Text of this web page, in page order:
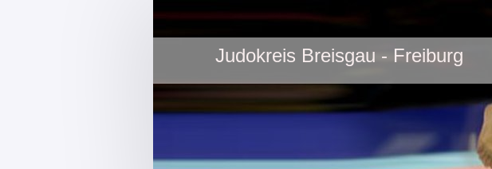
Judokreis Breisgau - Freiburg